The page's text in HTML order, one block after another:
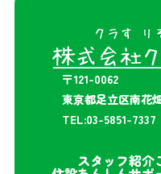
〒121-0062
東京都足立区南花
TEL:03-5851-7337
スタッフ紹介